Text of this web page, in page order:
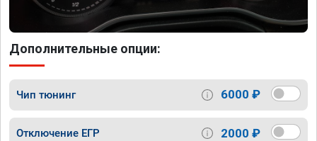
Дополнительные опции:
Чип тюнинг 6000 ₽
Отключение ЕГР 2000 ₽